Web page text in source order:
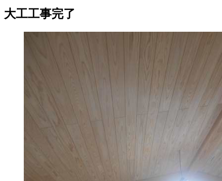
大工工事完了